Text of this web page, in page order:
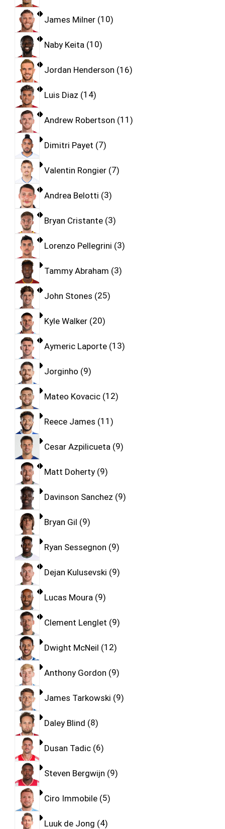
James Milner 10
Naby Keita 10
Jordan Henderson 16
Luis Diaz 14
Andrew Robertson 11
Dimitri Payet 7
Valentin Rongier 7
Andrea Belotti 3
Bryan Cristante 3
Lorenzo Pellegrini 3
Tammy Abraham 3
John Stones 25
Kyle Walker 20
Aymeric Laporte 13
Jorginho 9
Mateo Kovacic 12
Reece James 11
Cesar Azpilicueta 9
Matt Doherty 9
Davinson Sanchez 9
Bryan Gil 9
Ryan Sessegnon 9
Dejan Kulusevski 9
Lucas Moura 9
Clement Lenglet 9
Dwight McNeil 12
Anthony Gordon 9
James Tarkowski 9
Daley Blind 8
Dusan Tadic 6
Steven Bergwijn 9
Ciro Immobile 5
Luuk de Jong 4